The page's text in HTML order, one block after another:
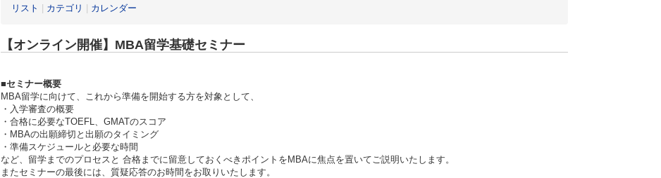
リスト カテゴリ カレンダー
【オンライン開催】MBA留学基礎セミナー
■セミナー概要
MBA留学に向けて、これから準備を開始する方を対象として、
・入学審査の概要
・合格に必要なTOEFL、GMATのスコア
・MBAの出願締切と出願のタイミング
・準備スケジュールと必要な時間
など、留学までのプロセスと 合格までに留意しておくべきポイントをMBAに焦点を置いてご説明いたします。
またセミナーの最後には、質疑応答のお時間をお取りいたします。